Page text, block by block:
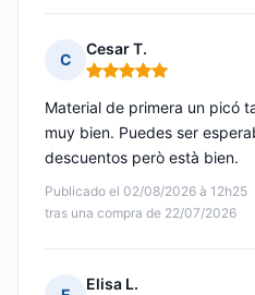
C
Cesar T.
Nota: 5 de 5
Publicado el 02/08/2026 à 12h25
tras una compra de 22/07/2026
Material de primera un picó
muy bien. Puedes ser
descuentos però està bien.
Elisa L.